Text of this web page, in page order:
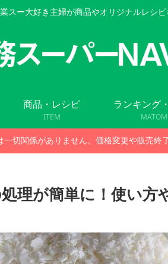
業スー大好き主婦が商品やオリジナルレシ
商品・レシピ
ITEM
ランキング
切関係がありません。価格変更や販売終
理が簡単に！使い方